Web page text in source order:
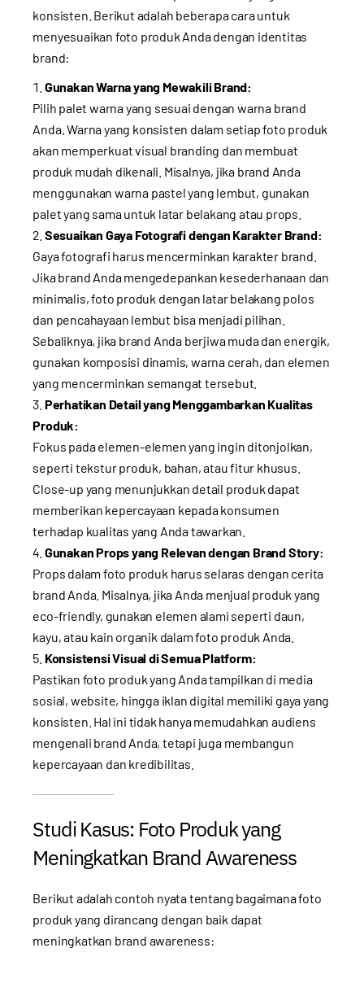
konsisten. Berikut adalah beberapa cara untuk
menyesuaikan foto produk Anda dengan identitas
brand:
Gunakan Warna yang Mewakili Brand:
Pilih palet warna yang sesuai dengan warna brand
Anda. Warna yang konsisten dalam setiap foto produk
akan memperkuat visual branding dan membuat
produk mudah dikenali. Misalnya, jika brand Anda
menggunakan warna pastel yang lembut, gunakan
palet yang sama untuk latar belakang atau props.
Sesuaikan Gaya Fotografi dengan Karakter Brand:
Gaya fotografi harus mencerminkan karakter brand.
Jika brand Anda mengedepankan kesederhanaan dan
minimalis, foto produk dengan latar belakang polos
dan pencahayaan lembut bisa menjadi pilihan.
Sebaliknya, jika brand Anda berjiwa muda dan energik,
gunakan komposisi dinamis, warna cerah, dan elemen
yang mencerminkan semangat tersebut.
Perhatikan Detail yang Menggambarkan Kualitas
Produk:
Fokus pada elemen-elemen yang ingin ditonjolkan,
seperti tekstur produk, bahan, atau fitur khusus.
Close-up yang menunjukkan detail produk dapat
memberikan kepercayaan kepada konsumen
terhadap kualitas yang Anda tawarkan.
Gunakan Props yang Relevan dengan Brand Story:
Props dalam foto produk harus selaras dengan cerita
brand Anda. Misalnya, jika Anda menjual produk yang
eco-friendly, gunakan elemen alami seperti daun,
kayu, atau kain organik dalam foto produk Anda.
Konsistensi Visual di Semua Platform:
Pastikan foto produk yang Anda tampilkan di media
sosial, website, hingga iklan digital memiliki gaya yang
konsisten. Hal ini tidak hanya memudahkan audiens
mengenali brand Anda, tetapi juga membangun
kepercayaan dan kredibilitas.
Studi Kasus: Foto Produk yang
Meningkatkan Brand Awareness
Berikut adalah contoh nyata tentang bagaimana foto
produk yang dirancang dengan baik dapat
meningkatkan brand awareness: